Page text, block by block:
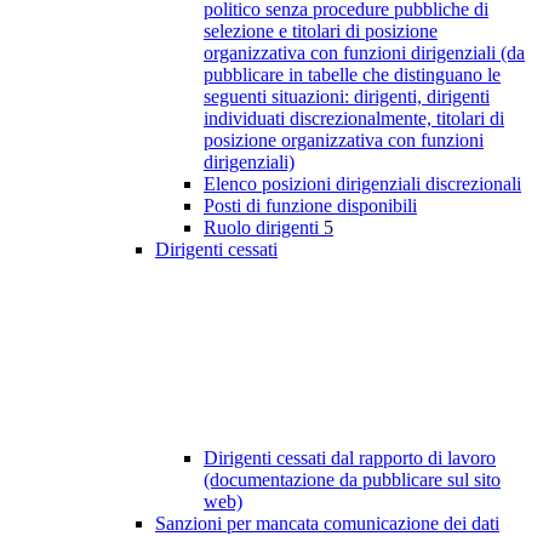
politico senza procedure pubbliche di
selezione e titolari di posizione
organizzativa con funzioni dirigenziali (da
pubblicare in tabelle che distinguano le
seguenti situazioni: dirigenti, dirigenti
individuati discrezionalmente, titolari di
posizione organizzativa con funzioni
dirigenziali)
Elenco posizioni dirigenziali discrezionali
Posti di funzione disponibili
Ruolo dirigenti 5
Dirigenti cessati
Dirigenti cessati dal rapporto di lavoro
(documentazione da pubblicare sul sito
web)
Sanzioni per mancata comunicazione dei dati